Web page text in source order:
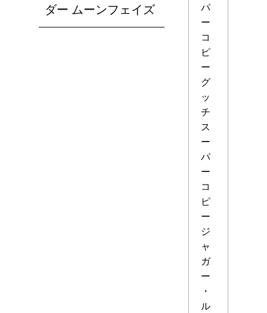
ダー ムーンフェイズ
パ
ー
コ
ピ
ー
グ
ッ
チ
ス
ー
パ
ー
コ
ピ
ー
ジ
ャ
ガ
ー
・
ル